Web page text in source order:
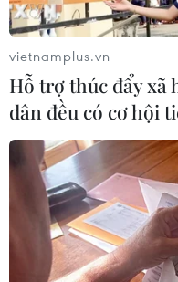
Huy chương
vietnamplus.vn
Hỗ trợ thúc đẩy xã
dân đều có cơ hội